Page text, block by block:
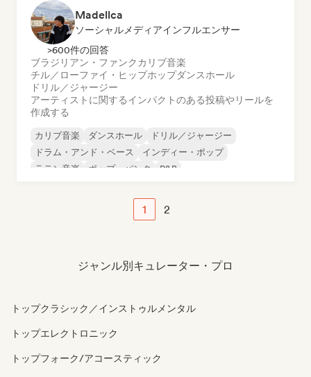
Madellca
ソーシャルメディアインフルエンサー
>600件の回答
ブラジリアン・ファンク カリブ音楽
チル／ローファイ・ヒップホップダンスホール
ドリル／ジャージー
アーティストに関するインパクトのある投稿やリールを
作成する
カリブ音楽 ダンスホール
ドリル／ジャージー
ドラム・アンド・ベース
インディー・ポップ
ラテン音楽
ポップ・パンク R&B
1 2
ジャンル別キュレーター・プロ
トップクラシック／インストゥルメンタル
トップエレクトロニック
トップフォーク/アコースティック